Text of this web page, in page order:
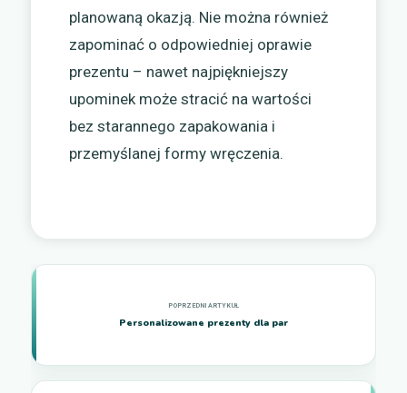
planowaną okazją. Nie można również
zapominać o odpowiedniej oprawie
prezentu – nawet najpiękniejszy
upominek może stracić na wartości
bez starannego zapakowania i
przemyślanej formy wręczenia.
Personalizowane prezenty dla par